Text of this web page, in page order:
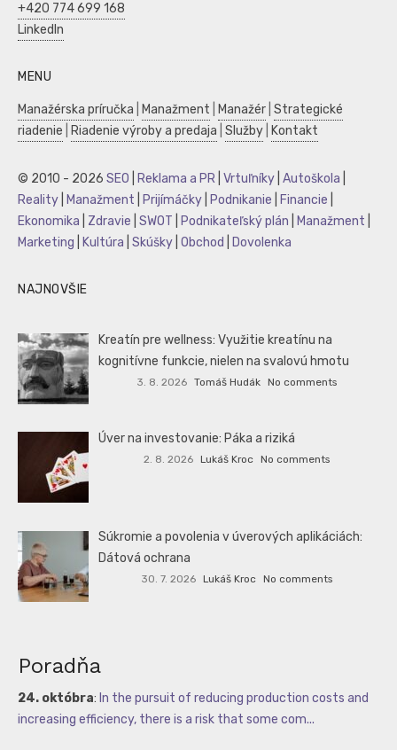
+420 774 699 168
LinkedIn
MENU
Manažérska príručka Manažment Manažér Strategické
riadenie
Riadenie výroby a predaja Služby Kontakt
© 2010 - 2026 SEO Reklama a PR Vrtuľníky Autoškola
Reality
Manažment Prijímáčky Podnikanie Financie
Ekonomika
Zdravie SWOT Podnikateľský plán Manažment
Marketing
Kultúra Skúšky Obchod Dovolenka
NAJNOVŠIE
Kreatín pre wellness: Využitie kreatínu na
kognitívne funkcie, nielen na svalovú hmotu
3. 8. 2026 Tomáš Hudák No comments
Úver na investovanie: Páka a riziká
2. 8. 2026 Lukáš Kroc No comments
Súkromie a povolenia v úverových aplikáciách:
Dátová ochrana
30. 7. 2026 Lukáš Kroc No comments
Poradňa
24. októbra: In the pursuit of reducing production costs and
increasing efficiency, there is a risk that some com...